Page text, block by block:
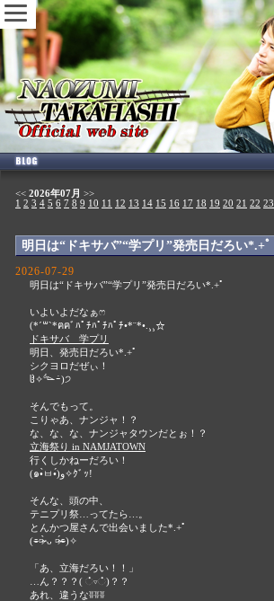
<< 2026年07月 >>
1 2 3 4 5 6 7 8 9 10 11 12 13 14 15 16 17 18 19 20 21 22 23
明日は“ドキサバ”“学プリ”発売日だろい*.+ﾟ
2026-07-29
明日は“ドキサバ”“学プリ”発売日だろい*.+ﾟ
いよいよだなぁෆ
(*´꒳`*ฅฅﾞﾊﾟﾁﾊﾟﾁﾊﾟﾁ•*¨*•.¸¸☆
ドキサバ 学プリ
明日、発売日だろい*.+ﾟ
シクヨロだぜぃ！
ჱ̒✧°́⌳ｰ́)੭
そんでもって。
こりゃあ、ナンジャ！？
な、な、な、ナンジャタウンだとぉ！？
立海祭り in NAMJATOWN
行くしかねーだろい！
(๑•̀ㅂ•́)و✧ｸﾞｯ!
そんな、頭の中、
テニプリ祭…ってたら…。
とんかつ屋さんで出会いました*.+ﾟ
(⌯︎¤̴̶̷̀ ᴗ ¤̴̶̷́⌯︎)✧
「あ、立海だろい！！」
…ん？？？( ்▿்)？？
あれ、違うなʬʬʬ